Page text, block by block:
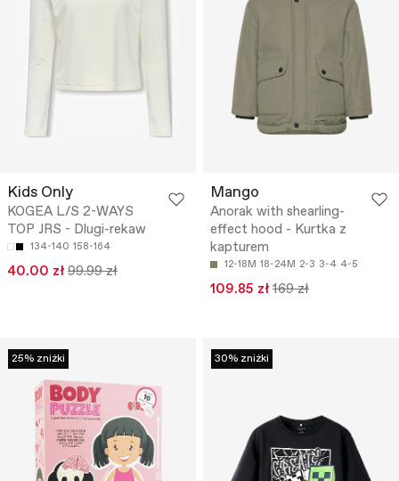
Kids Only
KOGEA L/S 2-WAYS
TOP JRS - Dlugi-rekaw
134-140 158-164
40.00 zł 99.99 zł
Mango
Anorak with shearling-
effect hood - Kurtka z
kapturem
12-18M 18-24M 2-3 3-4 4-5
109.85 zł 169 zł
25% zniżki 30% zniżki